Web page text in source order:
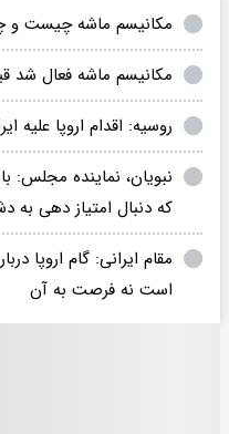
مکانیسم ماشه چیست و
مکانیسم ماشه فعال شد
روسیه: اقدام اروپا علیه
نبویان، نماینده مجلس:
که دنبال امتیاز دهی به
مقام‌ ایرانی: گام اروپا
است نه فرصت به آن